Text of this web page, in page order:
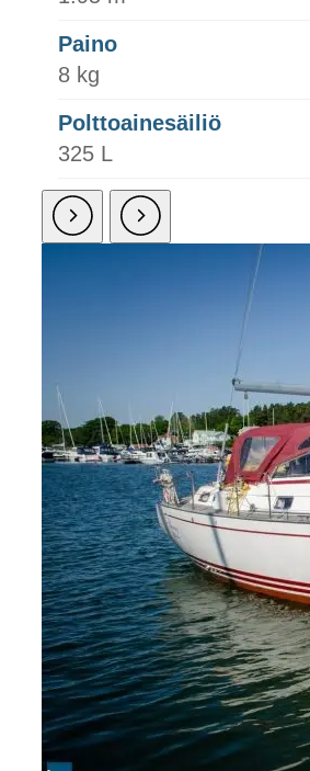
Paino
8 kg
Polttoainesäiliö
325 L